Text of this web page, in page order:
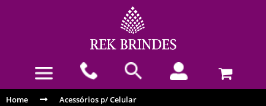
Home Acessórios p/ Celular